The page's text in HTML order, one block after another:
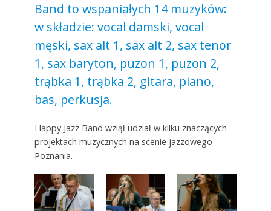
Band to wspaniałych 14 muzyków:
w składzie: vocal damski, vocal
męski, sax alt 1, sax alt 2, sax tenor
1, sax baryton, puzon 1, puzon 2,
trąbka 1, trąbka 2, gitara, piano,
bas, perkusja.
Happy Jazz Band wziął udział w kilku znaczących
projektach muzycznych na scenie jazzowego
Poznania.